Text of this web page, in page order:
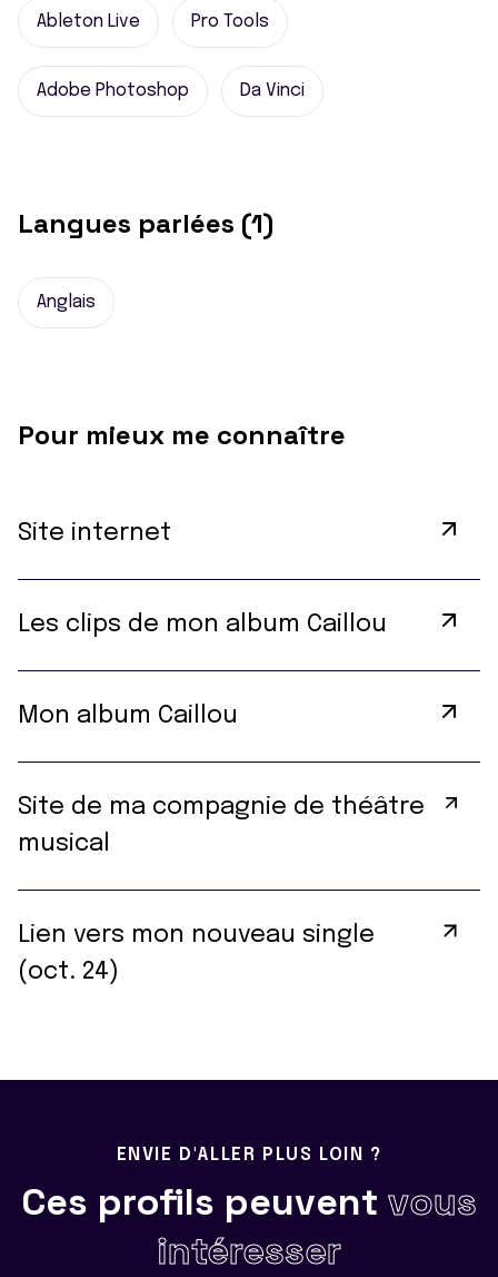
Ableton Live Pro Tools
Adobe Photoshop Da Vinci
Langues parlées (1)
Anglais
Pour mieux me connaître
Site internet
Les clips de mon album Caillou
Mon album Caillou
Site de ma compagnie de théâtre
musical
Lien vers mon nouveau single
(oct. 24)
ENVIE D'ALLER PLUS LOIN ?
Ces profils peuvent vous
intéresser